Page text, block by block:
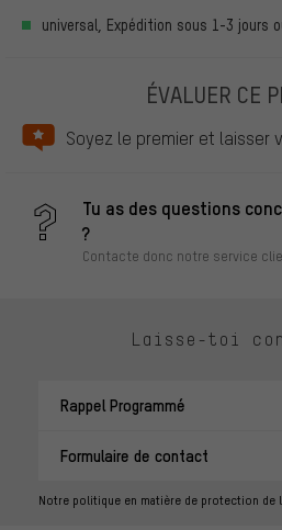
universal, Expédition sous 1-3 jours
ÉVALUER CE
Soyez le premier et laisser
Tu as des questions
?
Contacte donc notre service
Laisse-toi
Rappel Programmé
Formulaire de contact
Notre politique en matière de protection de